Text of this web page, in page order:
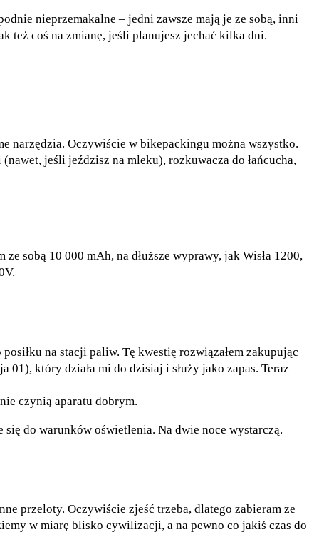
nieprzemakalne – jedni zawsze mają je ze sobą, inni
też coś na zmianę, jeśli planujesz jechać kilka dni.
narzędzia. Oczywiście w bikepackingu można wszystko.
jeśli jeździsz na mleku), rozkuwacza do łańcucha,
sobą 10 000 mAh, na dłuższe wyprawy, jak Wisła 1200,
na stacji paliw. Tę kwestię rozwiązałem zakupując
który działa mi do dzisiaj i służy jako zapas. Teraz
czynią aparatu dobrym.
do warunków oświetlenia. Na dwie noce wystarczą.
przeloty. Oczywiście zjeść trzeba, dlatego zabieram ze
w miarę blisko cywilizacji, a na pewno co jakiś czas do